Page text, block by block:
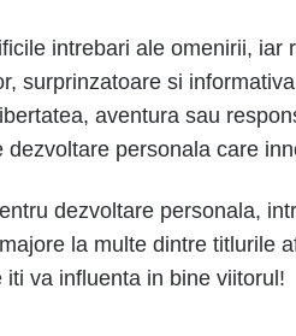
intrebari ale omenirii,
surprinzatoare si
aventura sau
personala care
dezvoltare personala,
la multe dintre titlurile
va influenta in bine viitorul!